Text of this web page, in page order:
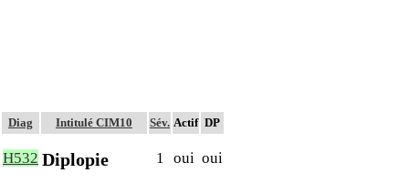
Diag Intitulé CIM10 Sév. Actif DP
H532 Diplopie 1 oui oui